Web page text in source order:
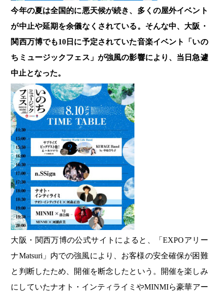
今年の夏は全国的に悪天候が続き、多くの屋外イベント
が中止や延期を余儀なくされている。そんな中、大阪・
関西万博でも10日に予定されていた音楽イベント「いの
ちミュージックフェス」が強風の影響により、当日急遽
中止となった。
大阪・関西万博の公式サイトによると、「EXPOアリー
ナMatsuri」内での強風により、お客様の安全確保が困難
と判断したため、開催を断念したという。開催を楽しみ
にしていたナオト・インティライミやMINMIら豪華アー